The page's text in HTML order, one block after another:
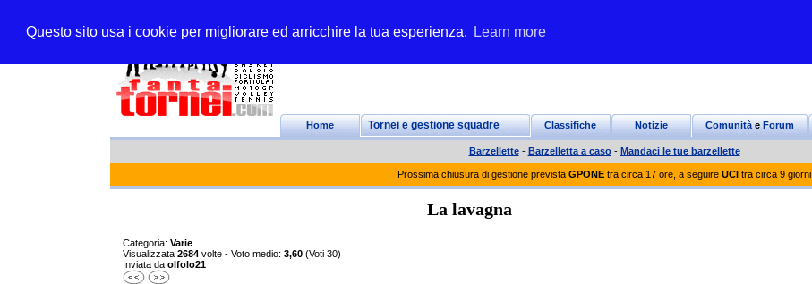
Questo sito usa i cookie per migliorare ed arricchire la tua esperienza. Learn more
Home Tornei e gestione squadre Classifiche Notizie Comunitàe Forum
Barzellette- Barzelletta a caso- Mandaci le tue barzellette
Prossima chiusura di gestione prevista GPONE tra circa 17 ore, a seguire UCI tra circa 9 giorni
La lavagna
Categoria: Varie
Visualizzata 2684 volte - Voto medio: 3,60 (Voti 30)
Inviata da olfolo21